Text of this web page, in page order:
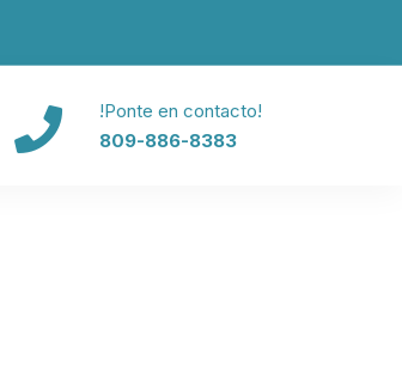
!Ponte en contacto!
809-886-8383